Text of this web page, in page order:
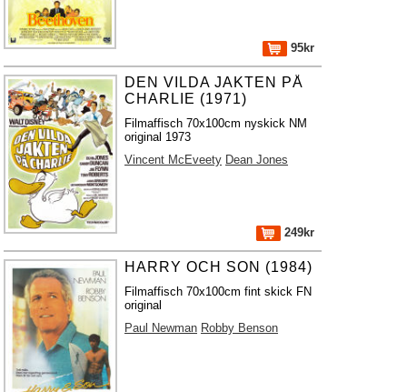
95kr
DEN VILDA JAKTEN PÅ
CHARLIE (1971)
Filmaffisch 70x100cm nyskick NM
original 1973
Vincent McEveety Dean Jones
249kr
HARRY OCH SON (1984)
Filmaffisch 70x100cm fint skick FN
original
Paul Newman Robby Benson